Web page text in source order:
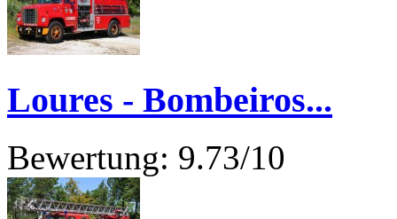
Loures - Bombeiros...
Bewertung: 9.73/10